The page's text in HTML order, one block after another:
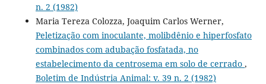
n. 2 (1982)
Maria Tereza Colozza, Joaquim Carlos Werner,
Peletização com inoculante, molibdênio e hiperfosfato
combinados com adubação fosfatada, no
estabelecimento da centrosema em solo de cerrado ,
Boletim de Indústria Animal: v. 39 n. 2 (1982)